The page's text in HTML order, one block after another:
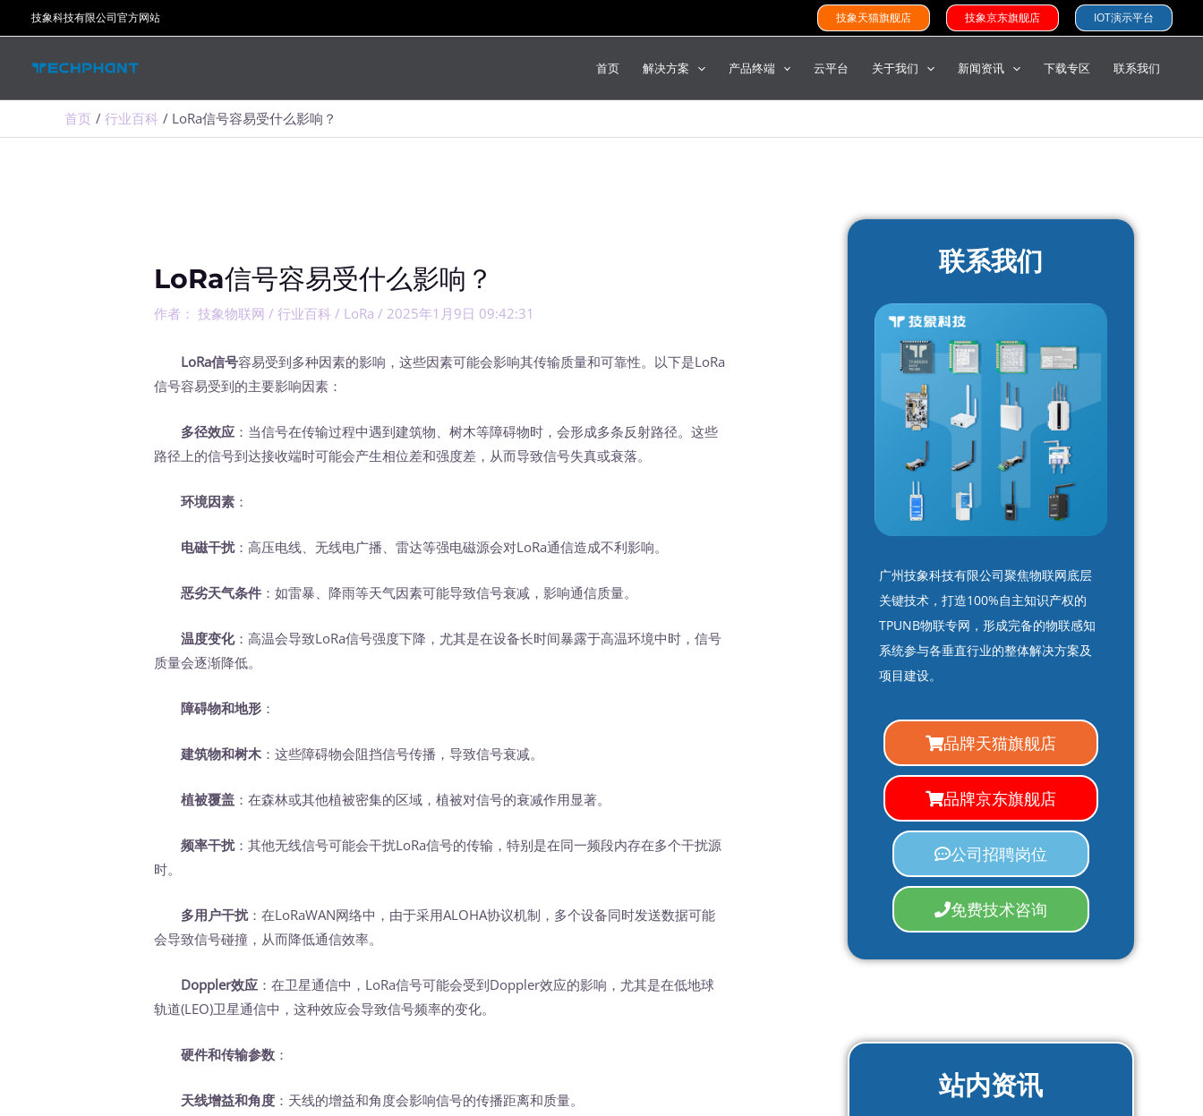
至
技象科技有限公司官方网站 技象天猫旗舰店 技象京东旗舰店 IOT演示平台
首页 解决方案 产品终端 云平台 关于我们 新闻资讯 下载专区 联系我们
首页 行业百科 LoRa信号容易受什么影响？
LoRa信号容易受什么影响？
作者： 技象物联网/行业百科 / LoRa / 2025年1月9日 09:42:31
LoRa信号容易受到多种因素的影响，这些因素可能会影响其传输质量和可靠性。以下是LoRa
信号容易受到的主要影响因素：
多径效应 ：当信号在传输过程中遇到建筑物、树木等障碍物时，会形成多条反射路径。这些
路径上的信号到达接收端时可能会产生相位差和强度差，从而导致信号失真或衰落。
环境因素 ：
电磁干扰：高压电线、无线电广播、雷达等强电磁源会对LoRa通信造成不利影响。
恶劣天气条件 ：如雷暴、降雨等天气因素可能导致信号衰减，影响通信质量。
温度变化：高温会导致LoRa信号强度下降，尤其是在设备长时间暴露于高温环境中时，信号
质量会逐渐降低。
障碍物和地形 ：
建筑物和树木 ：这些障碍物会阻挡信号传播，导致信号衰减。
植被覆盖 ：在森林或其他植被密集的区域，植被对信号的衰减作用显著。
频率干扰：其他无线信号可能会干扰LoRa信号的传输，特别是在同一频段内存在多个干扰源
时。
多用户干扰：在LoRaWAN网络中，由于采用ALOHA协议机制，多个设备同时发送数据可能
会导致信号碰撞，从而降低通信效率。
Doppler效应 ：在卫星通信中，LoRa信号可能会受到Doppler效应的影响，尤其是在低地球
轨道(LEO)卫星通信中，这种效应会导致信号频率的变化。
硬件和传输参数 ：
天线增益和角度 ：天线的增益和角度会影响信号的传播距离和质量。
联系我们
广州技象科技有限公司聚焦物联网底层
关键技术，打造100%自主知识产权的
TPUNB物联专网，形成完备的物联感知
系统参与各垂直行业的整体解决方案及
项目建设。
品牌天猫旗舰店
品牌京东旗舰店
公司招聘岗位
免费技术咨询
站内资讯